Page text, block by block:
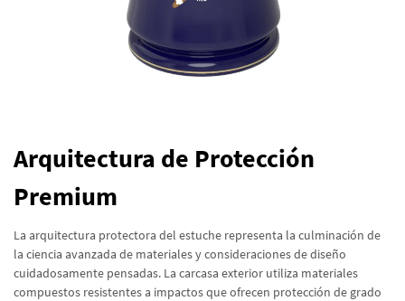
Arquitectura de Protección
Premium
La arquitectura protectora del estuche representa la culminación de
la ciencia avanzada de materiales y consideraciones de diseño
cuidadosamente pensadas. La carcasa exterior utiliza materiales
compuestos resistentes a impactos que ofrecen protección de grado